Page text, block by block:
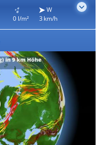
0 l/m²
W
3 km/h